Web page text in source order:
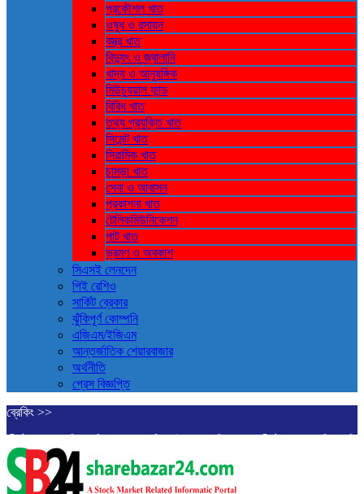
প্রকৌশল খাত
ওষুধ ও রসায়ন
বস্ত্র খাত
বিদ্যুৎ ও জ্বালানি
খাদ্য ও আনুষঙ্গিক
মিউচ্যুয়াল ফান্ড
বিবিধ খাত
তথ্য প্রযুক্তি খাত
সিমেন্ট খাত
সিরামিক খাত
চামড়া খাত
সেবা ও আবাসন
প্রকাশনা খাত
টেলিকমিউনিকেশন
পাট খাত
ভ্রমণ ও ‍অবকাশ
সিএসই লেনদেন
পিই রেশিও
সার্কিট ব্রেকার
ঝুঁকিপূর্ণ কোম্পনি
এজিএম/ইজিএম
আন্তর্জাতিক শেয়ারবাজার
অর্থনীতি
প্রেস বিজ্ঞপ্তি
ব্রেকিং >>
অবনতি